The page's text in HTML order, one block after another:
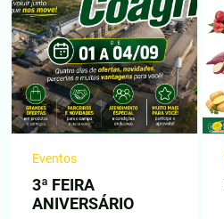
Eventos
3ª FEIRA
ANIVERSÁRIO